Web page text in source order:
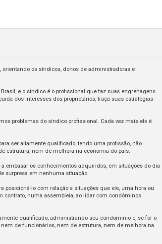
orientando os síndicos, donos de administradoras e
e o síndico é o profissional que faz suas engrenagens
dos interesses dos proprietários, traça suas estratégias
problemas do síndico profissional. Cada vez mais ele é
ser altamente qualificado, tendo uma profissão, não
estrutura, nem de melhora na economia do país.
embasar os conhecimentos adquiridos, em situações do dia
surpresa em nenhuma situação.
posicioná-lo com relação a situações que ele, uma hora ou
contrato, numa assembleia, ao lidar com condôminos
qualificado, administrando seu condomínio e, se for o
de funcionários, nem de estrutura, nem de melhora na